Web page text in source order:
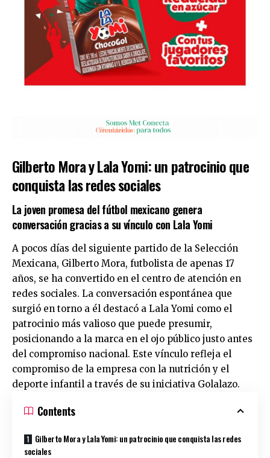
Gilberto Mora y Lala Yomi: un patrocinio que
conquista las redes sociales
La joven promesa del fútbol mexicano genera
conversación gracias a su vínculo con Lala Yomi
A pocos días del siguiente partido de la Selección
Mexicana, Gilberto Mora, futbolista de apenas 17
años, se ha convertido en el centro de atención en
redes sociales. La conversación espontánea que
surgió en torno a él destacó a Lala Yomi como el
patrocinio más valioso que puede presumir,
posicionando a la marca en el ojo público justo antes
del compromiso nacional. Este vínculo refleja el
compromiso de la empresa con la nutrición y el
deporte infantil a través de su iniciativa Golalazo.
Contents
Gilberto Mora y Lala Yomi: un patrocinio que conquista las redes
sociales